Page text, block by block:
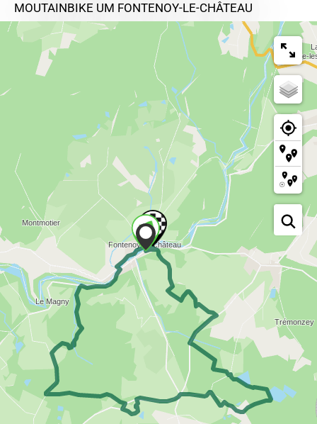
MOUTAINBIKE UM FONTENOY-LE-CHÂTEAU